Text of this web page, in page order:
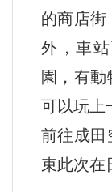
的商店街
外，車
園，有動
可以玩上
前往成田
束此次在